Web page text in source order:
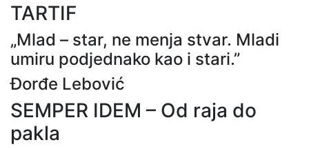
TARTIF
„Mlad – star, ne menja stvar. Mladi
umiru podjednako kao i stari.”
Đorđe Lebović
SEMPER IDEM – Od raja do
pakla